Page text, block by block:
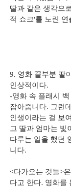
딸과 같은 생각으
적 쇼크'를 노린 연
9. 영화 끝부분 딸
인상적이다.
-영화 속 플래시
잡아줍니다. 그런
인생이라는 걸 보
고 딸과 엄마는 빛
다루는 일을 했던
니다.
<다가오는 것들>
다고 한다. 영화를